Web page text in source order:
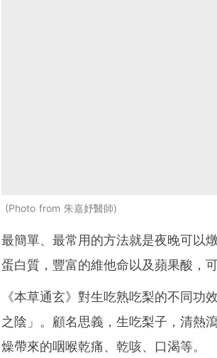
Photo from 朱嘉妤醫師
最簡單、最常用的方法就是夜晚可以
蛋白質，豐富的維他命以及蘋果酸，
《本草通玄》對生吃熟吃梨的不同功
之陰」。顧名思義，生吃梨子，清熱
燥帶來的咽喉乾痛、乾咳、口渴等。